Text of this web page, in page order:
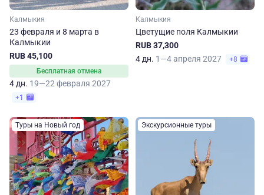
Калмыкия
23 февраля и 8 марта в
Калмыкии
RUB 45,100
Бесплатная отмена
4 дн. 19—22 февраля 2027
+1
Калмыкия
Цветущие поля Калмыкии
RUB 37,300
4 дн. 1—4 апреля 2027 +8
Туры на Новый год Экскурсионные туры